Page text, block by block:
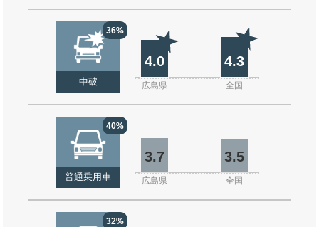
36%
中破
4.0 4.3
広島県 全国
40%
普通乗用車
3.7 3.5
広島県 全国
32%